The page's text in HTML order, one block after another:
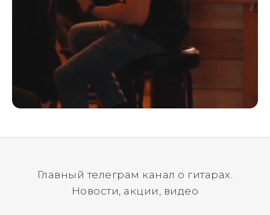
Главный телеграм канал о гитарах.
Новости, акции, видео